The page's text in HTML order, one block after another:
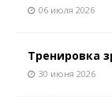
06 июля 2026
Тренировка
30 июня 2026